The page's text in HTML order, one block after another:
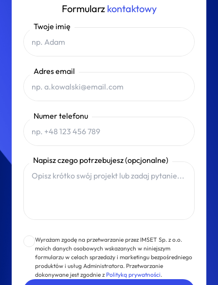
Formularz kontaktowy
Twoje imię
Adres email
Numer telefonu
Napisz czego potrzebujesz (opcjonalne)
Wyrażam zgodę na przetwarzanie przez IMSET Sp. z o.o.
moich danych osobowych wskazanych w niniejszym
formularzu w celach sprzedaży i marketingu bezpośredniego
produktów i usług Administratora. Przetwarzanie
dokonywane jest zgodnie z Polityką prywatności.